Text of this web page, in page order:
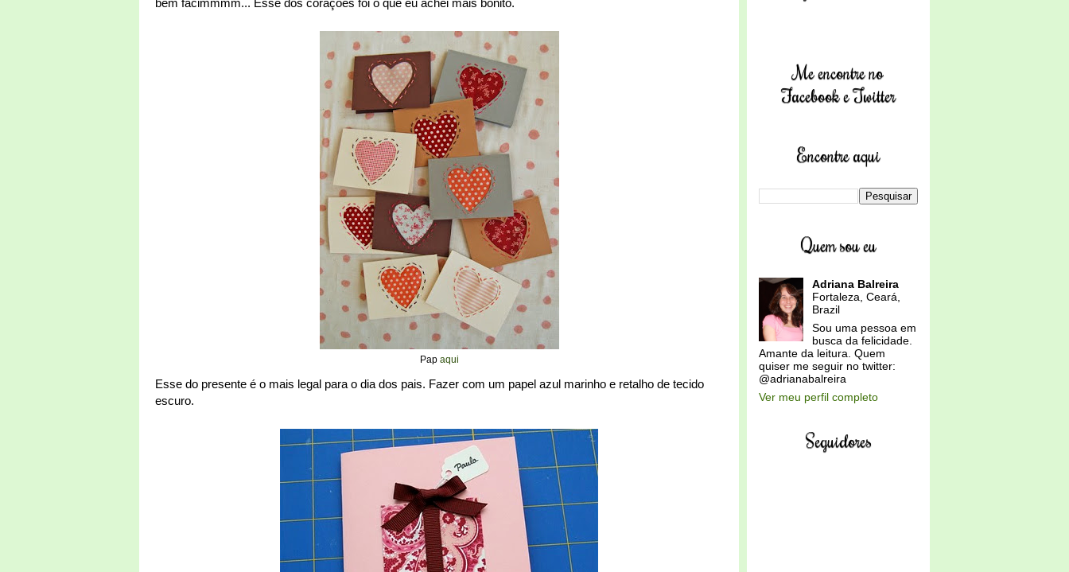
bem facimmmm... Esse dos corações foi o que eu achei mais bonito.
Pap aqui
Esse do presente é o mais legal para o dia dos pais. Fazer com um papel azul marinho e retalho de tecido
escuro.
Me encontre no
Facebook e Twitter
Encontre aqui
Quem sou eu
Adriana Balreira
Fortaleza, Ceará,
Brazil
Sou uma pessoa em
busca da felicidade.
Amante da leitura. Quem
quiser me seguir no twitter:
@adrianabalreira
Ver meu perfil completo
Seguidores